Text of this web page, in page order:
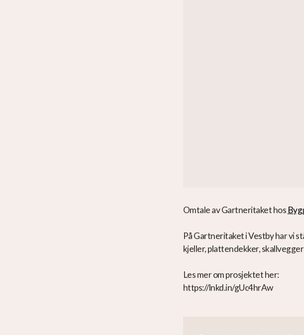
Omtale av Gartneritaket hos
På Gartneritaket i Vestby har vi
kjeller, plattendekker,
Les mer om prosjektet her:
https://lnkd.in/gUc4hrAw